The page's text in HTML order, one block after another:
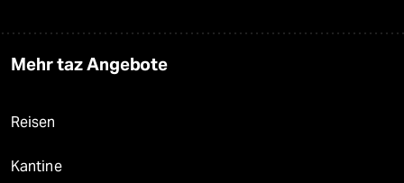
Mehr taz Angebote
Reisen
Kantine